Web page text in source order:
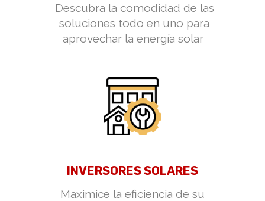
Descubra la comodidad de las
soluciones todo en uno para
aprovechar la energía solar
INVERSORES SOLARES
Maximice la eficiencia de su